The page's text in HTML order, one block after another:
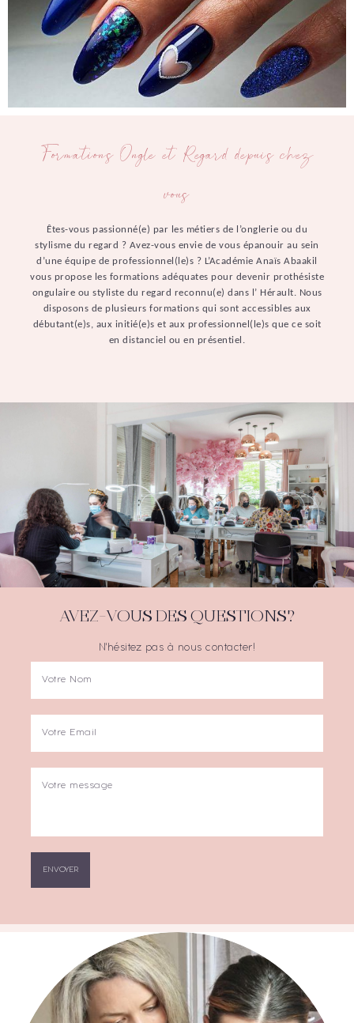
Formations Ongle et Regard depuis chez
vous
Êtes-vous passionné(e) par les métiers de l’onglerie ou du
stylisme du regard ? Avez-vous envie de vous épanouir au sein
d’une équipe de professionnel(le)s ? L’Académie Anaïs Abaakil
vous propose les formations adéquates pour devenir prothésiste
ongulaire ou styliste du regard reconnu(e) dans l’ Hérault. Nous
disposons de plusieurs formations qui sont accessibles aux
débutant(e)s, aux initié(e)s et aux professionnel(le)s que ce soit
en distanciel ou en présentiel.
AVEZ-VOUS DES QUESTIONS?
N'hésitez pas à nous contacter!